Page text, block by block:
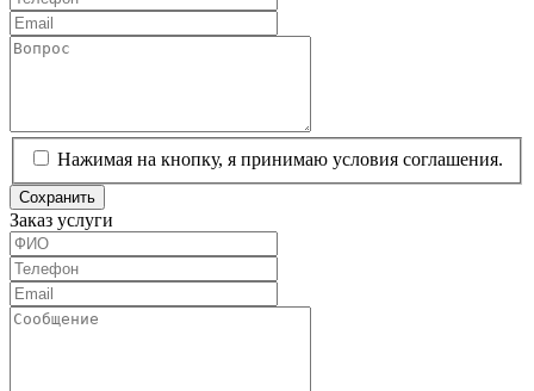
Нажимая на кнопку, я принимаю условия соглашения.
Сохранить
Заказ услуги